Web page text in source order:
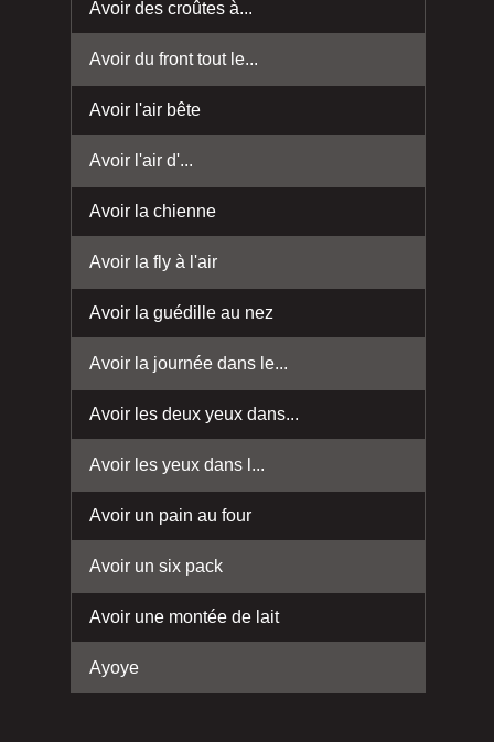
Avoir des croûtes à...
Avoir du front tout le...
Avoir l'air bête
Avoir l'air d'...
Avoir la chienne
Avoir la fly à l'air
Avoir la guédille au nez
Avoir la journée dans le...
Avoir les deux yeux dans...
Avoir les yeux dans l...
Avoir un pain au four
Avoir un six pack
Avoir une montée de lait
Ayoye